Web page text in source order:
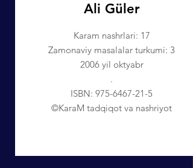
Ali Güler
Karam nashrlari: 17
Zamonaviy masalalar turkumi: 3
2006 yil oktyabr
.
ISBN: 975-6467-21-5
©KaraM tadqiqot va nashriyot